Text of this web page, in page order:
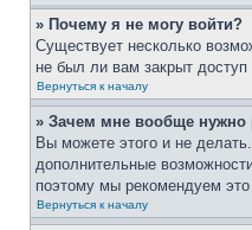
» Почему я не могу войти?
Существует несколько
не был ли вам закрыт
Вернуться к началу
» Зачем мне вообще нужно
Вы можете этого и не
дополнительные
поэтому мы рекомендуем
Вернуться к началу